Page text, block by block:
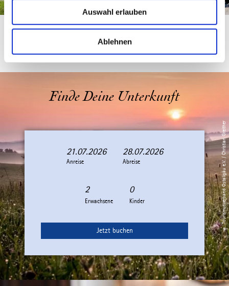
u
s
Auswahl erlauben
Ablehnen
Urlaub planen Anreise
© Tourismusverband Ostallgäu e.V. / Christian Greither
Finde Deine Unterkunft
Anreise
21.07.2026
Abreise
28.07.2026
Erwachsene Kinder
Jetzt buchen